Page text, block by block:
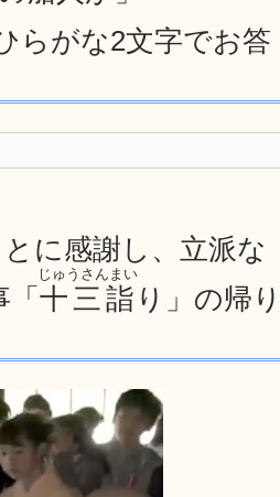
らがな2文字でお答
に感謝し、立派な
十三詣
じゅうさんまい
り」の帰り